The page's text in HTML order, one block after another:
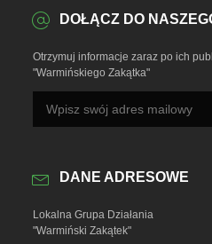
DOŁĄCZ DO
Otrzymuj informacje zaraz po ich
"Warmińskiego Zakątka"
DANE ADRESOWE
Lokalna Grupa Działania
"Warmiński Zakątek"